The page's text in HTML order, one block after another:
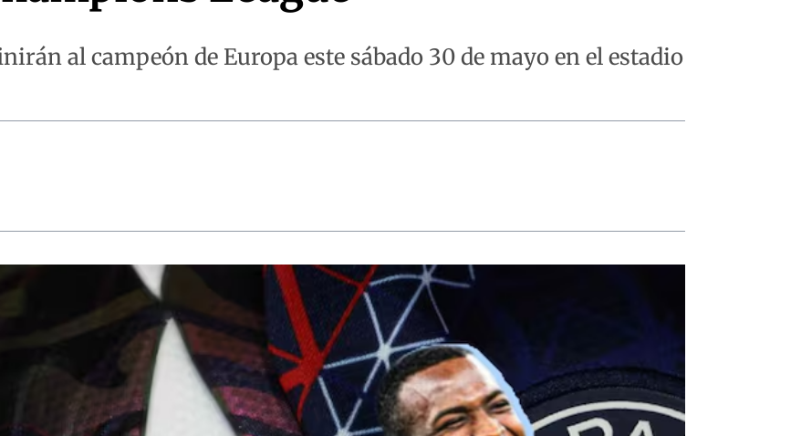
al campeón de Europa este sábado 30 de mayo en el estadio